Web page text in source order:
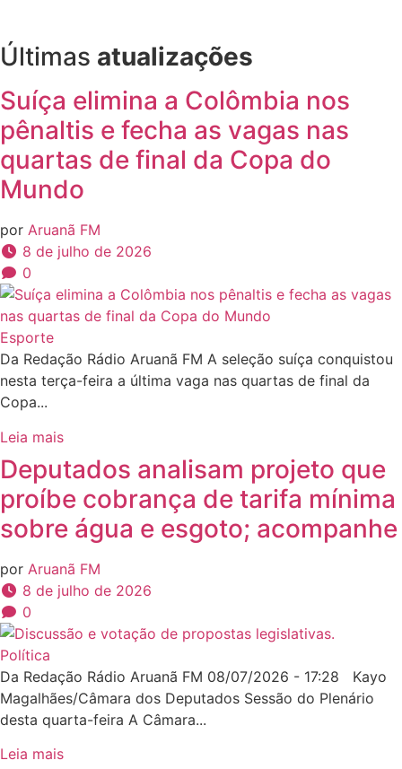
Últimas atualizações
Suíça elimina a Colômbia nos
pênaltis e fecha as vagas nas
quartas de final da Copa do
Mundo
por Aruanã FM
8 de julho de 2026
0
Esporte
Da Redação Rádio Aruanã FM A seleção suíça conquistou
nesta terça-feira a última vaga nas quartas de final da
Copa...
Leia mais
Deputados analisam projeto que
proíbe cobrança de tarifa mínima
sobre água e esgoto; acompanhe
por Aruanã FM
8 de julho de 2026
0
Política
Da Redação Rádio Aruanã FM 08/07/2026 - 17:28 Kayo
Magalhães/Câmara dos Deputados Sessão do Plenário
desta quarta-feira A Câmara...
Leia mais